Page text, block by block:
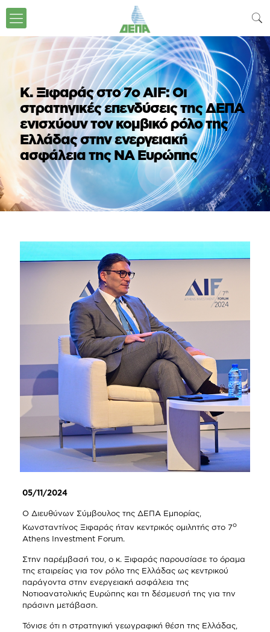
Κ. Ξιφαράς στο 7ο AIF: Οι
στρατηγικές επενδύσεις της ΔΕΠΑ
ενισχύουν τον κομβικό ρόλο της
Ελλάδας στην ενεργειακή
ασφάλεια της ΝΑ Ευρώπης
05/11/2024
O Διευθύνων Σύμβουλος της ΔΕΠΑ Εμπορίας,
Κωνσταντίνος Ξιφαράς ήταν κεντρικός ομιλητής στο 7ο
Athens Investment Forum.
Στην παρέμβασή του, ο κ. Ξιφαράς παρουσίασε το όραμα
της εταιρείας για τον ρόλο της Ελλάδας ως κεντρικού
παράγοντα στην ενεργειακή ασφάλεια της
Νοτιοανατολικής Ευρώπης και τη δέσμευσή της για την
πράσινη μετάβαση.
Τόνισε ότι η στρατηγική γεωγραφική θέση της Ελλάδας,